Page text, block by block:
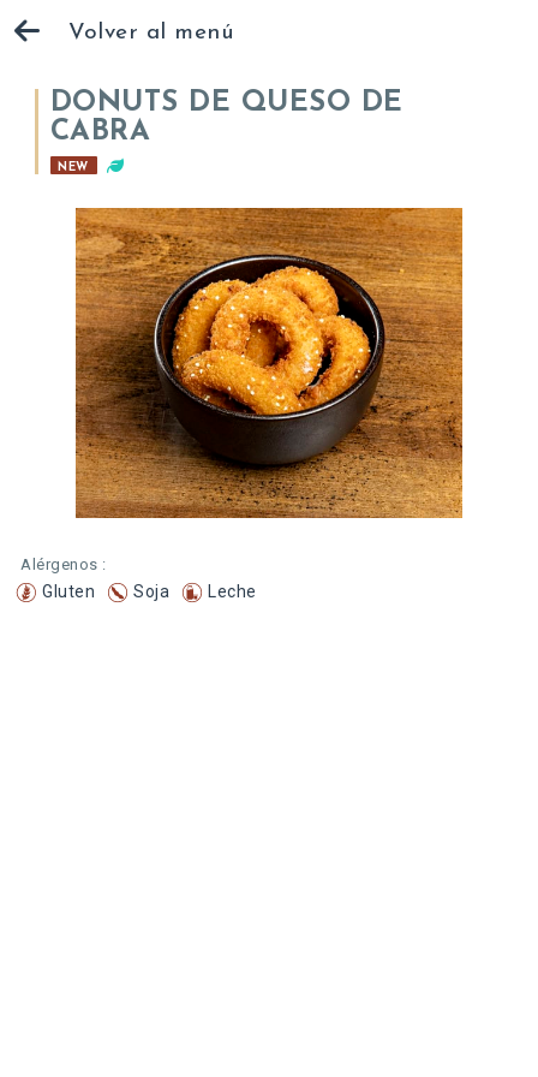
Volver al menú
DONUTS DE QUESO DE
CABRA
NEW
Alérgenos :
Gluten Soja Leche